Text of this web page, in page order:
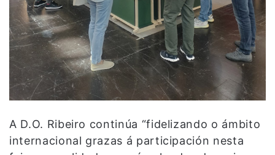
A D.O. Ribeiro continúa “fidelizando o ámbito
internacional grazas á participación nesta